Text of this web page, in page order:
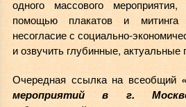
одного массового
помощью плакатов и
несогласие с социально-
и озвучить глубинные,
Очередная ссылка на всеобщий
мероприятий в г.